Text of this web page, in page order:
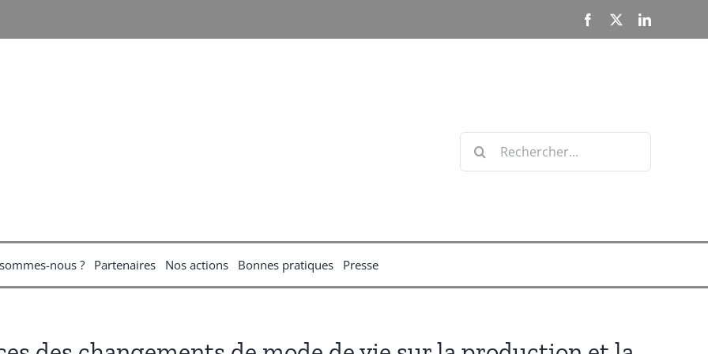
Facebook LinkedIn
Rechercher:
nous ? Partenaires Nos actions Bonnes pratiques Presse